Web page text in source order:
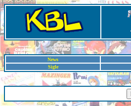
News
Sigle